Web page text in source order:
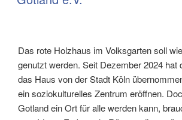
Das rote Holzhaus im Volksgarten soll
genutzt werden. Seit Dezember 2024 hat
das Haus von der Stadt Köln
ein soziokulturelles Zentrum eröffnen.
Gotland ein Ort für alle werden kann,